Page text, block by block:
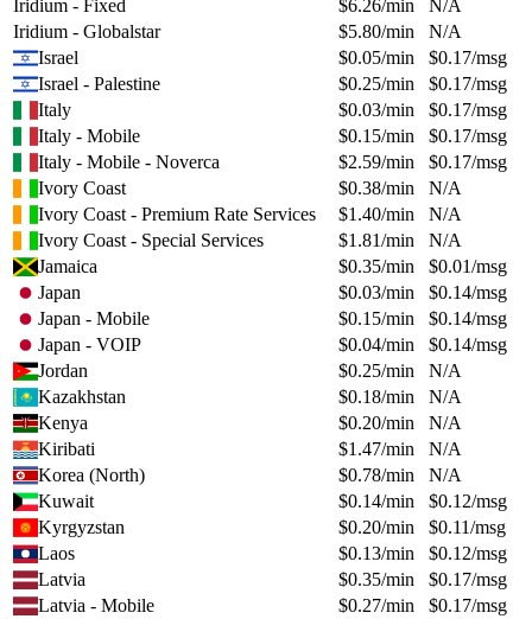
Iridium - Fixed
$6.26/min
N/A
Iridium - Globalstar
$5.80/min
N/A
Israel
$0.05/min $0.17/msg
Israel - Palestine
$0.25/min $0.17/msg
Italy
$0.03/min $0.17/msg
Italy - Mobile
$0.15/min $0.17/msg
Italy - Mobile - Noverca
$2.59/min $0.17/msg
Ivory Coast
$0.38/min
N/A
Ivory Coast - Premium Rate Services
$1.40/min
N/A
Ivory Coast - Special Services
$1.81/min
N/A
Jamaica
$0.35/min $0.01/msg
Japan
$0.03/min $0.14/msg
Japan - Mobile
$0.15/min $0.14/msg
Japan - VOIP
$0.04/min $0.14/msg
Jordan
$0.25/min
N/A
Kazakhstan
$0.18/min
N/A
Kenya
$0.20/min
N/A
Kiribati
$1.47/min
N/A
Korea (North)
$0.78/min
N/A
Kuwait
$0.14/min $0.12/msg
Kyrgyzstan
$0.20/min $0.11/msg
Laos
$0.13/min $0.12/msg
Latvia
$0.35/min $0.17/msg
Latvia - Mobile
$0.27/min $0.17/msg